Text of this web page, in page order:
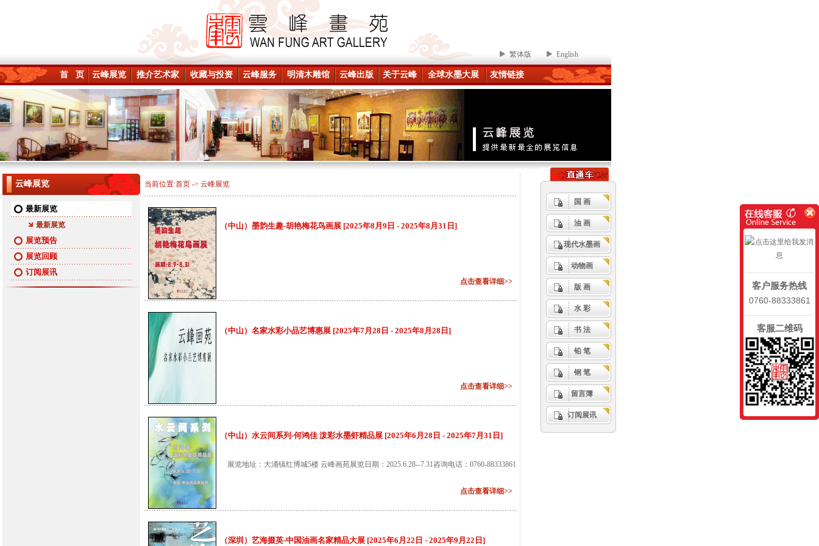
繁体版 English
首 页 云峰展览 推介艺术家 收藏与投资 云峰服务 明清木雕馆 云峰出版 关于云峰 全球水墨大展 友情链接
云峰展览
最新展览
最新展览
展览预告
展览回顾
订阅展讯
当前位置:首页-> 云峰展览
（中山）墨韵生趣-胡艳梅花鸟画展 [2025年8月9日 - 2025年8月31日]
点击查看详细>>
（中山）名家水彩小品艺博惠展 [2025年7月28日 - 2025年8月28日]
点击查看详细>>
（中山）水云间系列-何鸿佳 泼彩水墨虾精品展 [2025年6月28日 - 2025年7月31日]
展览地址：大涌镇红博城5楼 云峰画苑展览日期：2025.6.28--7.31咨询电话：0760-88333861
点击查看详细>>
（深圳）艺海掇英-中国油画名家精品大展 [2025年6月22日 - 2025年9月22日]
国 画
油 画
现代水墨画
动物画
版 画
水 彩
书 法
铅 笔
钢 笔
留言簿
订阅展讯
客户服务热线
0760-88333861
客服二维码